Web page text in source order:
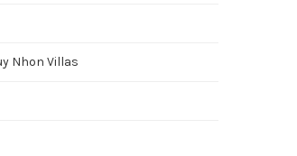
Nhon Villas